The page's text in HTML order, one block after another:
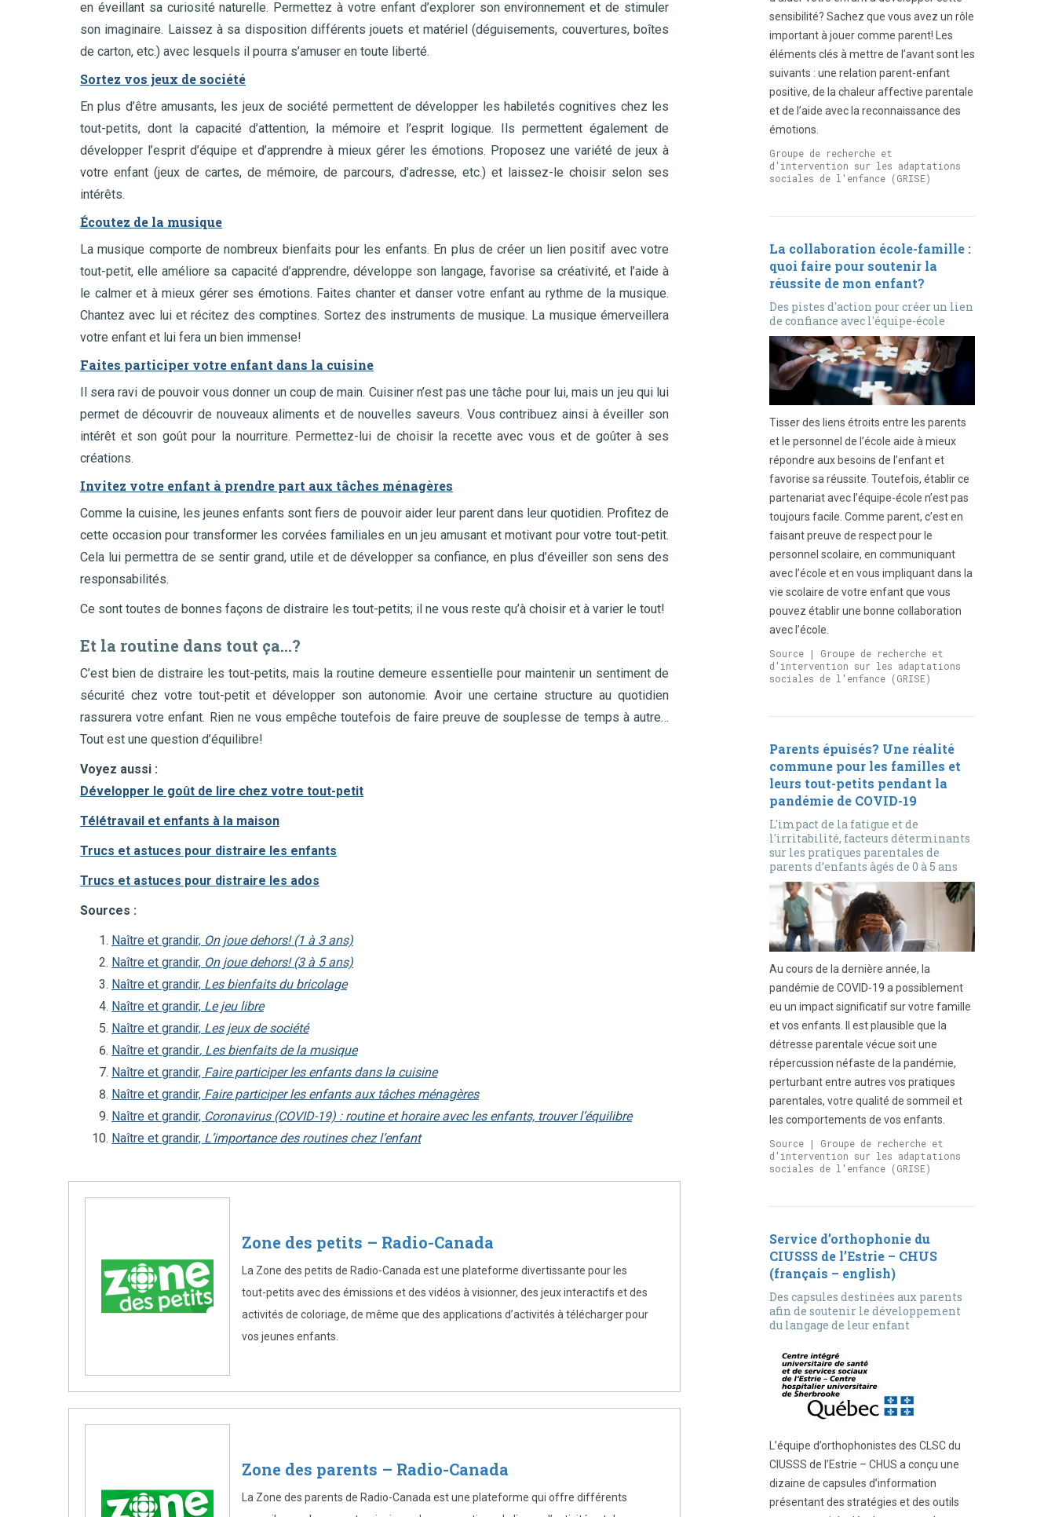
en éveillant sa curiosité naturelle. Permettez à votre enfant d’explorer son environnement et de stimuler
son imaginaire. Laissez à sa disposition différents jouets et matériel (déguisements, couvertures, boîtes
de carton, etc.) avec lesquels il pourra s’amuser en toute liberté.
Sortez vos jeux de société
En plus d’être amusants, les jeux de société permettent de développer les habiletés cognitives chez les
tout-petits, dont la capacité d’attention, la mémoire et l’esprit logique. Ils permettent également de
développer l’esprit d’équipe et d’apprendre à mieux gérer les émotions. Proposez une variété de jeux à
votre enfant (jeux de cartes, de mémoire, de parcours, d’adresse, etc.) et laissez-le choisir selon ses
intérêts.
Écoutez de la musique
La musique comporte de nombreux bienfaits pour les enfants. En plus de créer un lien positif avec votre
tout-petit, elle améliore sa capacité d’apprendre, développe son langage, favorise sa créativité, et l’aide à
le calmer et à mieux gérer ses émotions. Faites chanter et danser votre enfant au rythme de la musique.
Chantez avec lui et récitez des comptines. Sortez des instruments de musique. La musique émerveillera
votre enfant et lui fera un bien immense!
Faites participer votre enfant dans la cuisine
Il sera ravi de pouvoir vous donner un coup de main. Cuisiner n’est pas une tâche pour lui, mais un jeu qui lui
permet de découvrir de nouveaux aliments et de nouvelles saveurs. Vous contribuez ainsi à éveiller son
intérêt et son goût pour la nourriture. Permettez-lui de choisir la recette avec vous et de goûter à ses
créations.
Invitez votre enfant à prendre part aux tâches ménagères
Comme la cuisine, les jeunes enfants sont fiers de pouvoir aider leur parent dans leur quotidien. Profitez de
cette occasion pour transformer les corvées familiales en un jeu amusant et motivant pour votre tout-petit.
Cela lui permettra de se sentir grand, utile et de développer sa confiance, en plus d’éveiller son sens des
responsabilités.
Ce sont toutes de bonnes façons de distraire les tout-petits; il ne vous reste qu’à choisir et à varier le tout!
Et la routine dans tout ça…?
C’est bien de distraire les tout-petits, mais la routine demeure essentielle pour maintenir un sentiment de
sécurité chez votre tout-petit et développer son autonomie. Avoir une certaine structure au quotidien
rassurera votre enfant. Rien ne vous empêche toutefois de faire preuve de souplesse de temps à autre…
Tout est une question d’équilibre!
Voyez aussi :
Développer le goût de lire chez votre tout-petit
Télétravail et enfants à la maison
Trucs et astuces pour distraire les enfants
Trucs et astuces pour distraire les ados
Sources :
Naître et grandir, On joue dehors! (1 à 3 ans)
Naître et grandir, On joue dehors! (3 à 5 ans)
Naître et grandir, Les bienfaits du bricolage
Naître et grandir, Le jeu libre
Naître et grandir, Les jeux de société
Naître et grandir, Les bienfaits de la musique
Naître et grandir, Faire participer les enfants dans la cuisine
Naître et grandir, Faire participer les enfants aux tâches ménagères
Naître et grandir, Coronavirus (COVID-19) : routine et horaire avec les enfants, trouver l’équilibre
Naître et grandir, L’importance des routines chez l’enfant
Zone des petits – Radio-Canada
La Zone des petits de Radio-Canada est une plateforme divertissante pour les
tout-petits avec des émissions et des vidéos à visionner, des jeux interactifs et des
activités de coloriage, de même que des applications d’activités à télécharger pour
vos jeunes enfants.
Zone des parents – Radio-Canada
La Zone des parents de Radio-Canada est une plateforme qui offre différents
sensibilité? Sachez que vous avez un rôle
important à jouer comme parent! Les
éléments clés à mettre de l’avant sont les
suivants : une relation parent-enfant
positive, de la chaleur affective parentale
et de l’aide avec la reconnaissance des
émotions.
Groupe de recherche et
d'intervention sur les adaptations
sociales de l'enfance (GRISE)
La collaboration école-famille :
quoi faire pour soutenir la
réussite de mon enfant?
Des pistes d'action pour créer un lien
de confiance avec l'équipe-école
Tisser des liens étroits entre les parents
et le personnel de l’école aide à mieux
répondre aux besoins de l’enfant et
favorise sa réussite. Toutefois, établir ce
partenariat avec l’équipe-école n’est pas
toujours facile. Comme parent, c’est en
faisant preuve de respect pour le
personnel scolaire, en communiquant
avec l’école et en vous impliquant dans la
vie scolaire de votre enfant que vous
pouvez établir une bonne collaboration
avec l’école.
Source | Groupe de recherche et
d'intervention sur les adaptations
sociales de l'enfance (GRISE)
Parents épuisés? Une réalité
commune pour les familles et
leurs tout-petits pendant la
pandémie de COVID-19
L'impact de la fatigue et de
l'irritabilité, facteurs déterminants
sur les pratiques parentales de
parents d’enfants âgés de 0 à 5 ans
Au cours de la dernière année, la
pandémie de COVID-19 a possiblement
eu un impact significatif sur votre famille
et vos enfants. Il est plausible que la
détresse parentale vécue soit une
répercussion néfaste de la pandémie,
perturbant entre autres vos pratiques
parentales, votre qualité de sommeil et
les comportements de vos enfants.
Source | Groupe de recherche et
d'intervention sur les adaptations
sociales de l'enfance (GRISE)
Service d’orthophonie du
CIUSSS de l’Estrie – CHUS
(français – english)
Des capsules destinées aux parents
afin de soutenir le développement
du langage de leur enfant
L’équipe d’orthophonistes des CLSC du
CIUSSS de l’Estrie – CHUS a conçu une
dizaine de capsules d’information
présentant des stratégies et des outils